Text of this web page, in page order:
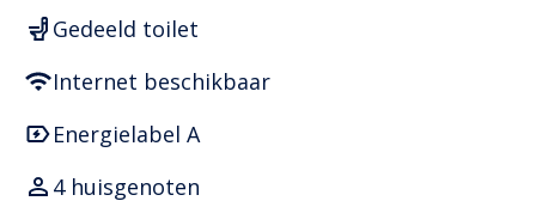
Gedeeld toilet
Internet beschikbaar
Energielabel A
4 huisgenoten